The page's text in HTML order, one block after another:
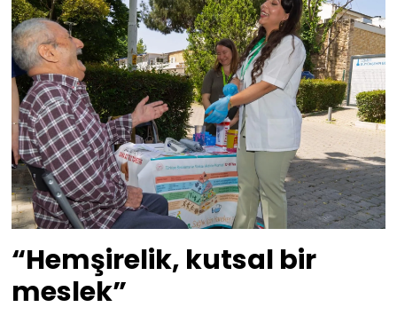
“Hemşirelik, kutsal bir
meslek”